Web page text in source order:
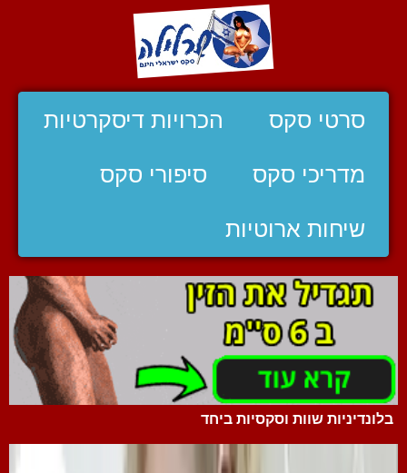
סרטי סקס הכרויות דיסקרטיות
מדריכי סקס סיפורי סקס
שיחות ארוטיות
בלונדיניות שוות וסקסיות ביחד